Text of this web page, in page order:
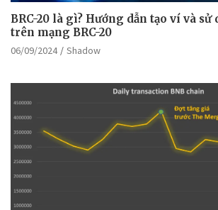
BRC-20 là gì? Hướng dẫn tạo ví và
trên mạng BRC-20
06/09/2024 Shadow